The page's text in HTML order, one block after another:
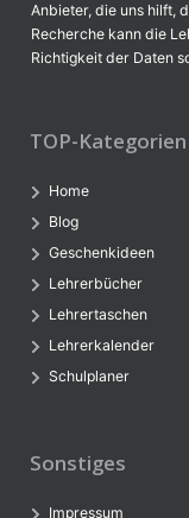
Anbieter, die uns hilft,
Recherche kann die
Richtigkeit der Daten
TOP-Kategorien
Home
Blog
Geschenkideen
Lehrerbücher
Lehrertaschen
Lehrerkalender
Schulplaner
Sonstiges
Impressum